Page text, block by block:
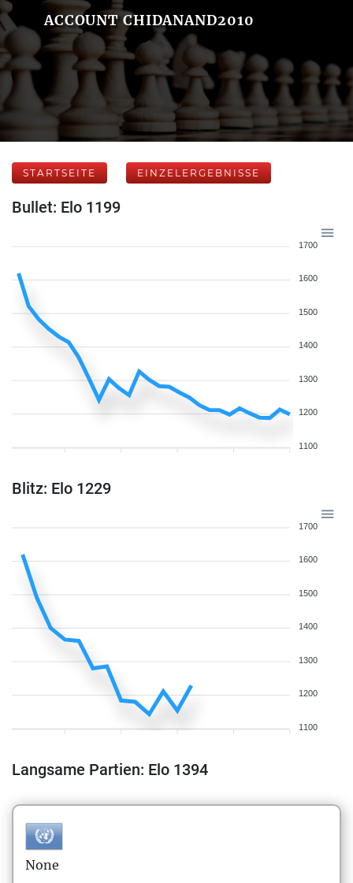
ACCOUNT CHIDANAND2010
STARTSEITE EINZELERGEBNISSE
Bullet: Elo 1199
1700
1600
1500
1400
1300
1200
1100
Blitz: Elo 1229
1700
1600
1500
1400
1300
1200
1100
Langsame Partien: Elo 1394
None